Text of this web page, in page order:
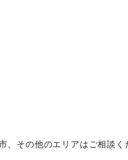
、その他のエリアはご相談く